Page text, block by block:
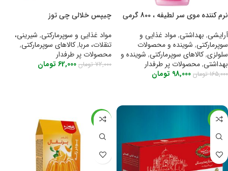
نرم کننده موی سر لطیفه ، 800 گرمی
آرایشی, بهداشتی,مواد غذایی و
سوپرمارکتی, شوینده و محصولات
سلولزی,کالاهای سوپرمارکتی, شوینده و
بهداشتی,محصولات پر طرفدار
165,000 تومان 98,000 تومان
چیپس خلالی چی توز
مواد غذایی و سوپرمارکتی, شیرینی،
تنقلات، مربا,کالاهای سوپرمارکتی,
محصولات پر طرفدار
72,000 تومان 62,000 تومان
-31%
-25%